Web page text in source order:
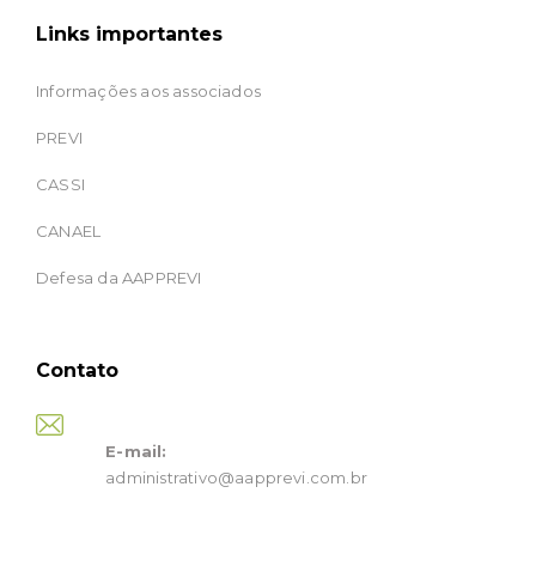
Links importantes
Informações aos associados
PREVI
CASSI
CANAEL
Defesa da AAPPREVI
Contato
E-mail:
administrativo@aapprevi.com.br